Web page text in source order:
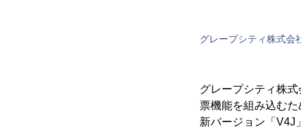
グレープシティ株式会
グレープシティ株
票機能を組み込む
新バージョン「V4J